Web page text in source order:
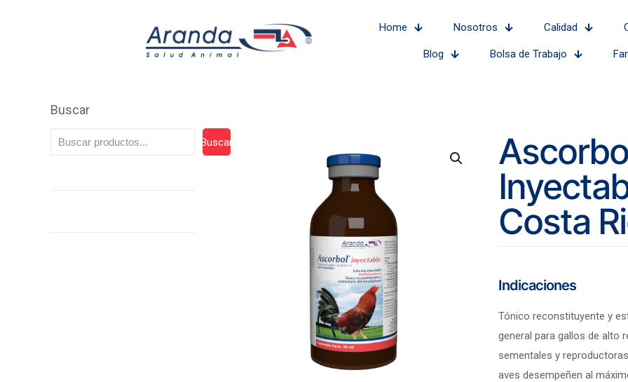
Home Nosotros Calidad
Blog Bolsa de Trabajo
Costa
Indicaciones
Tónico reconstituyente y
general para gallos de alto
sementales y
aves desempeñen al
Buscar
Buscar